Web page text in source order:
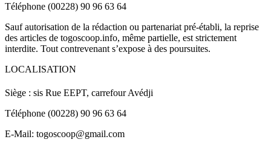
Téléphone (00228) 90 96 63 64
Sauf autorisation de la rédaction ou partenariat pré-établi, la reprise
des articles de togoscoop.info, même partielle, est strictement
interdite. Tout contrevenant s’expose à des poursuites.
LOCALISATION
Siège : sis Rue EEPT, carrefour Avédji
Téléphone (00228) 90 96 63 64
E-Mail: togoscoop@gmail.com